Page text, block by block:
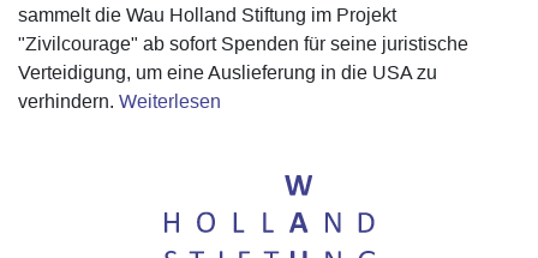
sammelt die Wau Holland Stiftung im Projekt
"Zivilcourage" ab sofort Spenden für seine juristische
Verteidigung, um eine Auslieferung in die USA zu
verhindern. Weiterlesen